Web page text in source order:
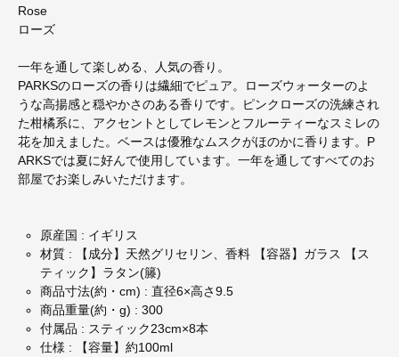
Rose
ローズ
一年を通して楽しめる、人気の香り。
PARKSのローズの香りは繊細でピュア。ローズウォーターのよ
うな高揚感と穏やかさのある香りです。ピンクローズの洗練され
た柑橘系に、アクセントとしてレモンとフルーティーなスミレの
花を加えました。ベースは優雅なムスクがほのかに香ります。P
ARKSでは夏に好んで使用しています。一年を通してすべてのお
部屋でお楽しみいただけます。
原産国 : イギリス
材質 : 【成分】天然グリセリン、香料 【容器】ガラス 【ス
ティック】ラタン(籐)
商品寸法(約・cm) : 直径6×高さ9.5
商品重量(約・g) : 300
付属品 : スティック23cm×8本
仕様 : 【容量】約100ml